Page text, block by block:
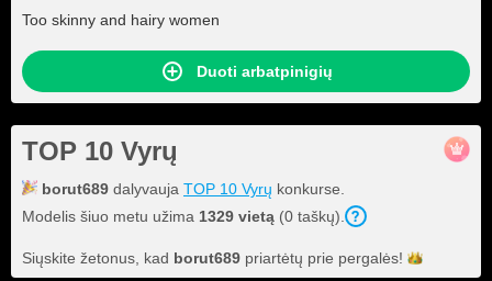
Too skinny and hairy women
Duoti arbatpinigių
TOP 10 Vyrų
borut689 dalyvauja TOP 10 Vyrų konkurse.
Modelis šiuo metu užima 1329 vietą (0 taškų).
Siųskite žetonus, kad borut689 priartėtų prie pergalės!